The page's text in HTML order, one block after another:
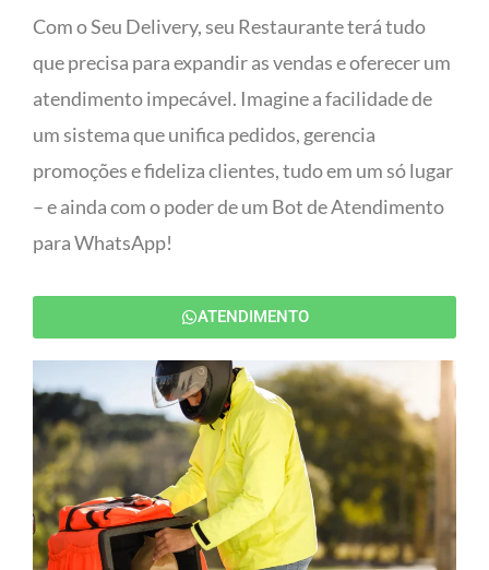
Com o Seu Delivery, seu Restaurante terá tudo
que precisa para expandir as vendas e oferecer um
atendimento impecável. Imagine a facilidade de
um sistema que unifica pedidos, gerencia
promoções e fideliza clientes, tudo em um só lugar
– e ainda com o poder de um Bot de Atendimento
para WhatsApp!
ATENDIMENTO